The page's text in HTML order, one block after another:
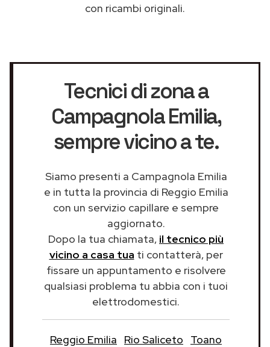
con ricambi originali.
Tecnici di zona a
Campagnola Emilia,
sempre vicino a te.
Siamo presenti a Campagnola Emilia
e in tutta la provincia di Reggio Emilia
con un servizio capillare e sempre
aggiornato.
Dopo la tua chiamata, il tecnico più
vicino a casa tua ti contatterà, per
fissare un appuntamento e risolvere
qualsiasi problema tu abbia con i tuoi
elettrodomestici.
Reggio Emilia Rio Saliceto
Toano